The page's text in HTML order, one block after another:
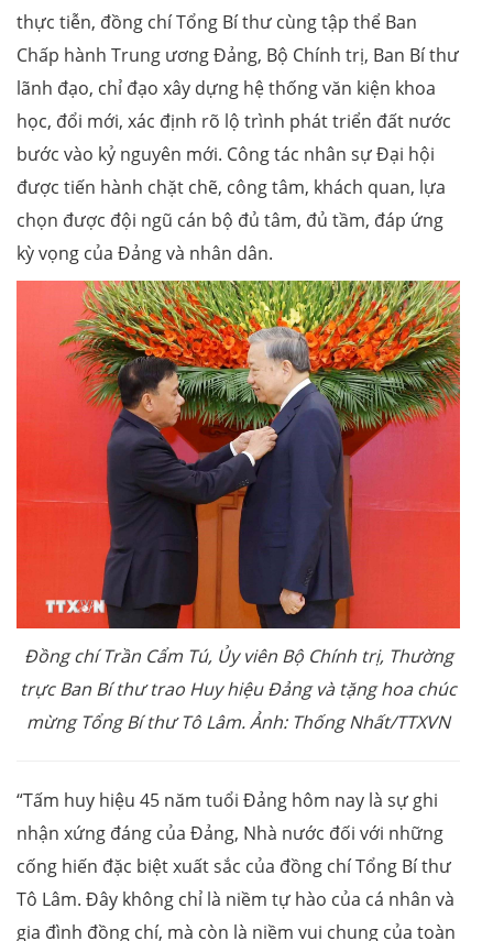
thực tiễn, đồng chí Tổng Bí thư cùng tập thể Ban
Chấp hành Trung ương Đảng, Bộ Chính trị, Ban Bí thư
lãnh đạo, chỉ đạo xây dựng hệ thống văn kiện khoa
học, đổi mới, xác định rõ lộ trình phát triển đất nước
bước vào kỷ nguyên mới. Công tác nhân sự Đại hội
được tiến hành chặt chẽ, công tâm, khách quan, lựa
chọn được đội ngũ cán bộ đủ tâm, đủ tầm, đáp ứng
kỳ vọng của Đảng và nhân dân.
Đồng chí Trần Cẩm Tú, Ủy viên Bộ Chính trị, Thường
trực Ban Bí thư trao Huy hiệu Đảng và tặng hoa chúc
mừng Tổng Bí thư Tô Lâm. Ảnh: Thống Nhất/TTXVN
“Tấm huy hiệu 45 năm tuổi Đảng hôm nay là sự ghi
nhận xứng đáng của Đảng, Nhà nước đối với những
cống hiến đặc biệt xuất sắc của đồng chí Tổng Bí thư
Tô Lâm. Đây không chỉ là niềm tự hào của cá nhân và
gia đình đồng chí, mà còn là niềm vui chung của toàn